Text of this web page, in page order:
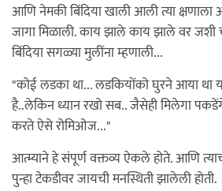
आणि नेमकी बिंदिया खाली आली त्या
जागा मिळाली. काय झाले काय झाले वर जशी
बिंदिया सगळ्या मुलींना म्हणाली...
"कोई लडका था... लडकियोंको घुरने आया था
है..लेकिन ध्यान रखो सब.. जैसेही मिलेगा
करते ऐसे रोमिओज..."
आत्म्याने हे संपूर्ण वक्तव्य ऐकले होते. आणि
पुन्हा टेकडीवर जायची मनस्थिती झालेली होती.